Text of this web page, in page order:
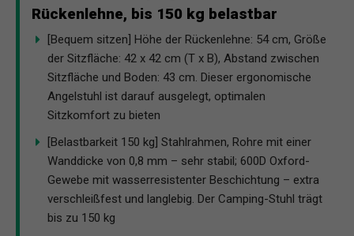
Rückenlehne, bis 150 kg belastbar
[Bequem sitzen] Höhe der Rückenlehne: 54 cm, Größe
der Sitzfläche: 42 x 42 cm (T x B), Abstand zwischen
Sitzfläche und Boden: 43 cm. Dieser ergonomische
Angelstuhl ist darauf ausgelegt, optimalen
Sitzkomfort zu bieten
[Belastbarkeit 150 kg] Stahlrahmen, Rohre mit einer
Wanddicke von 0,8 mm – sehr stabil; 600D Oxford-
Gewebe mit wasserresistenter Beschichtung – extra
verschleißfest und langlebig. Der Camping-Stuhl trägt
bis zu 150 kg